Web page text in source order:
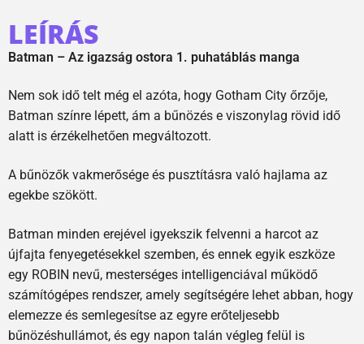
LEÍRÁS
Batman – Az igazság ostora 1. puhatáblás manga
Nem sok idő telt még el azóta, hogy Gotham City őrzője,
Batman színre lépett, ám a bűnözés e viszonylag rövid idő
alatt is érzékelhetően megváltozott.
A bűnözők vakmerősége és pusztításra való hajlama az
egekbe szökött.
Batman minden erejével igyekszik felvenni a harcot az
újfajta fenyegetésekkel szemben, és ennek egyik eszköze
egy ROBIN nevű, mesterséges intelligenciával működő
számítógépes rendszer, amely segítségére lehet abban, hogy
elemezze és semlegesítse az egyre erőteljesebb
bűnözéshullámot, és egy napon talán végleg felül is